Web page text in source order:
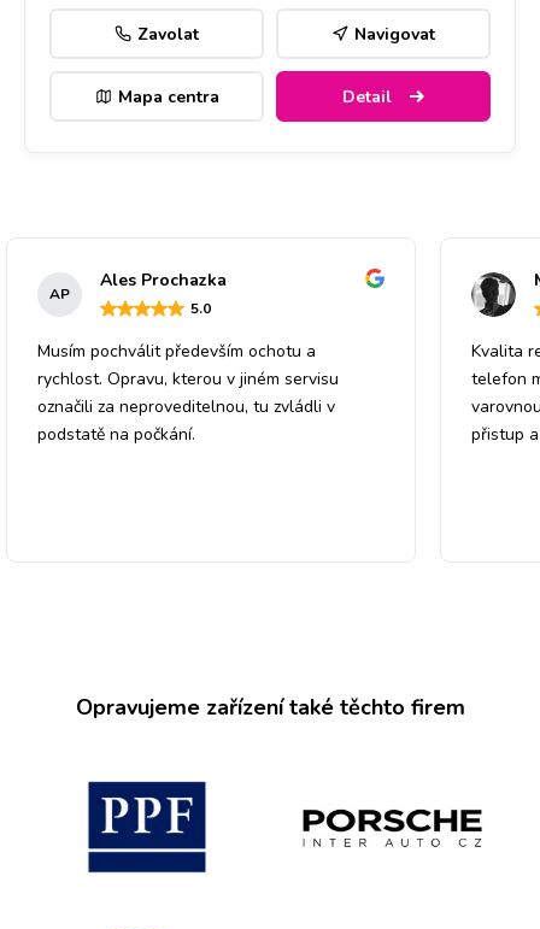
Zavolat Navigovat
Mapa centra Detail
AP
Ales Prochazka
5.0
Musím pochválit především ochotu a
rychlost. Opravu, kterou v jiném servisu
označili za neproveditelnou, tu zvládli v
podstatě na počkání.
Kvalita
telefon
přistup
Opravujeme zařízení také těchto firem